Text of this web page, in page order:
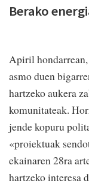
Berako
Apiril
asmo duen
hartzeko aukera
komunitateak.
jende kopuru
«proiektuak
ekainaren 28ra
hartzeko interesa